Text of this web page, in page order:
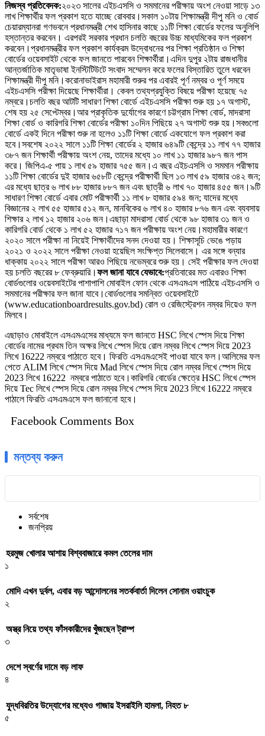
নিজস্ব প্রতিবেদক:২০২৩ সালের এইচএসসি ও সমমানের পরীক্ষায় অংশ নেওয়া সাড়ে ১৩
লাখ শিক্ষার্থীর ফল প্রকাশ হতে যাচ্ছে রোববার। সকাল ১০টায় শিক্ষামন্ত্রী দীপু মনি ও বোর্ড
চেয়ারম্যানরা গণভবনে প্রধানমন্ত্রী শেখ হাসিনার কাছে ১১টি শিক্ষা বোর্ডের ফলের অনুলিপি
হস্তান্তর করবেন। এরপরই সরকার প্রধান চলতি বছরের উচ্চ মাধ্যমিকের ফল প্রকাশ
করবেন। প্রধানমন্ত্রীর ফল প্রকাশ কার্যক্রম উদ্বোধনের পর শিক্ষা প্রতিষ্ঠান ও শিক্ষা
বোর্ডের ওয়েবসাইট থেকে ফল জানতে পারবেন শিক্ষার্থীরা। এদিন দুপুর ২টায় রাজধানীর
আন্তর্জাতিক মাতৃভাষা ইনস্টিটিউটে সংবাদ সম্মেলন করে ফলের বিস্তারিত তুলে ধরবেন
শিক্ষামন্ত্রী দীপু মনি। করোনাভাইরাস মহামারী শুরুর পর এবারই পূর্ণ নম্বর ও পূর্ণ সময়ে
এইচএসসি পরীক্ষা দিয়েছে শিক্ষার্থীরা। কেবল তথ্যপ্রযুক্তি বিষয়ে পরীক্ষা হয়েছে ৭৫
নম্বরে। চলতি বছর আটটি সাধারণ শিক্ষা বোর্ডে এইচএসসি পরীক্ষা শুরু হয় ১৭ অগাস্ট,
শেষ হয় ২৫ সেপ্টেম্বর। আর প্রাকৃতিক দুর্যোগের কারণে চট্টগ্রাম শিক্ষা বোর্ড, মাদরাসা
শিক্ষা বোর্ড ও কারিগরি শিক্ষা বোর্ডের পরীক্ষা ১০দিন পিছিয়ে ২৭ অগাস্ট শুরু হয়। সবগুলো
বোর্ডে একই দিনে পরীক্ষা শুরু না হলেও ১১টি শিক্ষা বোর্ডে একযোগে ফল প্রকাশ করা
হবে। সবশেষ ২০২২ সালে ১১টি শিক্ষা বোর্ডের ২ হাজার ৬৪৯টি কেন্দ্রে ১১ লাখ ৭৭ হাজার
৩৮৭ জন শিক্ষার্থী পরীক্ষায় অংশ নেয়, তাদের মধ্যে ১০ লাখ ১১ হাজার ৯৮৭ জন পাস
করে। জিপিএ-৫ পায় ১ লাখ ৫৯ হাজার ৭৫৫ জন। এ বছর এইচএসসি ও সমমান পরীক্ষায়
১১টি শিক্ষা বোর্ডের দুই হাজার ৬৫৮টি কেন্দ্রে পরীক্ষার্থী ছিল ১৩ লাখ ৫৯ হাজার ৩৪২ জন;
এর মধ্যে ছাত্র ৬ লাখ ৮৮ হাজার ৮৮৭ জন এবং ছাত্রী ৬ লাখ ৭০ হাজার ৪৫৫ জন। ৯টি
সাধারণ শিক্ষা বোর্ডে এবার মোট পরীক্ষার্থী ১১ লাখ ৮ হাজার ৫৯৪ জন; যাদের মধ্যে
বিজ্ঞানের ২ লাখ ৫৫ হাজার ৫১২ জন, মানবিকের ৬ লাখ ৪০ হাজার ৮৭৬ জন এবং ব্যবসায়
শিক্ষার ২ লাখ ১২ হাজার ২০৬ জন। এছাড়া মাদরাসা বোর্ড থেকে ৯৮ হাজার ৩১ জন ও
কারিগরি বোর্ড থেকে ১ লাখ ৫২ হাজার ৭১৭ জন পরীক্ষায় অংশ নেয়। মহামারীর কারণে
২০২০ সালে পরীক্ষা না নিয়েই শিক্ষার্থীদের সনদ দেওয়া হয়। শিক্ষাসূচি ভেঙে পড়ায়
২০২১ ও ২০২২ সালে পরীক্ষা নেওয়া হয়েছিল সংক্ষিপ্ত সিলেবাসে। এর সঙ্গে বন্যার
ধাক্কায় ২০২২ সালে পরীক্ষা আরও পিছিয়ে নভেম্বরে শুরু হয়। সেই পরীক্ষার ফল দেওয়া
হয় চলতি বছরের ৮ ফেব্রুয়ারি। ফল জানা যাবে যেভাবে:প্রতিবারের মত এবারও শিক্ষা
বোর্ডগুলোর ওয়েবসাইটের পাশাপাশি মোবাইল ফোন থেকে এসএমএস পাঠিয়ে এইচএসসি ও
সমমানের পরীক্ষার ফল জানা যাবে। বোর্ডগুলোর সমন্বিত ওয়েবসাইটে
(www.educationboardresults.gov.bd) রোল ও রেজিস্ট্রেশন নম্বর দিয়েও ফল
মিলবে।
এছাড়াও মোবাইলে এসএমএসের মাধ্যমে ফল জানতে HSC লিখে স্পেস দিয়ে শিক্ষা
বোর্ডের নামের প্রথম তিন অক্ষর লিখে স্পেস দিয়ে রোল নম্বর লিখে স্পেস দিয়ে 2023
লিখে 16222 নম্বরে পাঠাতে হবে। ফিরতি এসএমএসেই পাওয়া যাবে ফল।আলিমের ফল
পেতে ALIM লিখে স্পেস দিয়ে Mad লিখে স্পেস দিয়ে রোল নম্বর লিখে স্পেস দিয়ে
2023 লিখে 16222 নম্বরে পাঠাতে হবে।কারিগরি বোর্ডের ক্ষেত্রে HSC লিখে স্পেস
দিয়ে Tec লিখে স্পেস দিয়ে রোল নম্বর লিখে স্পেস দিয়ে 2023 লিখে 16222 নম্বরে
পাঠালে ফিরতি এসএমএসে ফল জানানো হবে।
Facebook Comments Box
মন্তব্য করুন
সর্বশেষ
জনপ্রিয়
হরমুজ খোলার আশায় বিশ্ববাজারে কমল তেলের দাম
১
মোদি এখন দুর্বল, এবার বড় আন্দোলনের সতর্কবার্তা দিলেন সোনাম ওয়াংচুক
২
অস্ত্র নিয়ে তথ্য ফাঁসকারীদের খুঁজছেন ট্রাম্প
৩
দেশে স্বর্ণের দামে বড় লাফ
৪
যুদ্ধবিরতির উদ্যোগের মধ্যেও গাজায় ইসরাইলি হামলা, নিহত ৮
৫